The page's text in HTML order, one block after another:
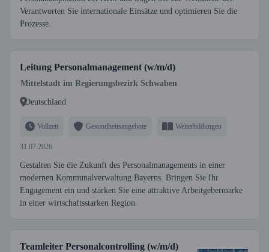
Verantworten Sie internationale Einsätze und optimieren Sie die
Prozesse.
Leitung Personalmanagement (w/m/d)
Mittelstadt im Regierungsbezirk Schwaben
Deutschland
Vollzeit Gesundheitsangebote Weiterbildungen
31.07.2026
Gestalten Sie die Zukunft des Personalmanagements in einer
modernen Kommunalverwaltung Bayerns. Bringen Sie Ihr
Engagement ein und stärken Sie eine attraktive Arbeitgebermarke
in einer wirtschaftsstarken Region.
Teamleiter Personalcontrolling (w/m/d)